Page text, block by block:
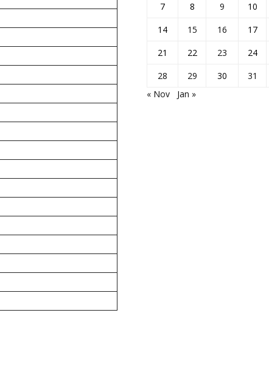
7 8 9 10
14
15 16 17
21
22 23 24
28
29 30
31
« Nov
Jan »